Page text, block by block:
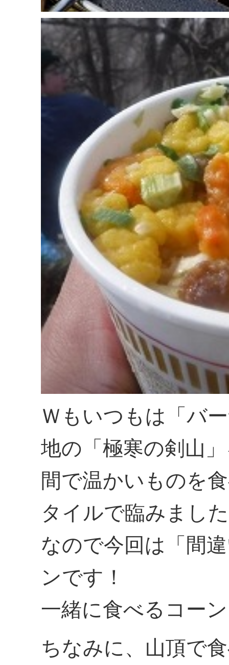
Ｗもいつもは「バ
地の「極寒の剣山
間で温かいものを
タイルで臨みまし
なので今回は「間
ンです！
一緒に食べるコー
ちなみに、山頂で